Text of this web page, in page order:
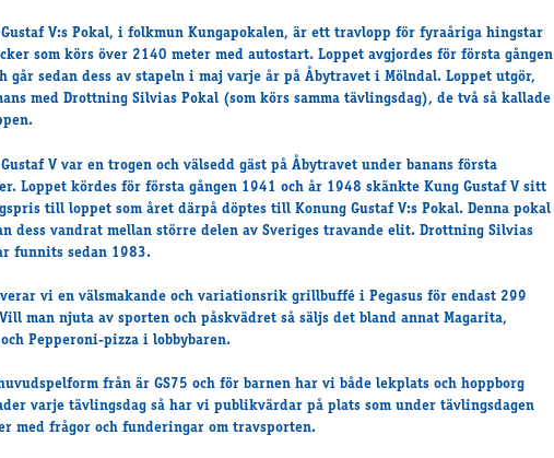
V:s Pokal, i folkmun Kungapokalen, är ett travlopp för fyraåriga hingstar
som körs över 2140 meter med autostart. Loppet avgjordes för första gången
går sedan dess av stapeln i maj varje år på Åbytravet i Mölndal. Loppet utgör,
med Drottning Silvias Pokal (som körs samma tävlingsdag), de två så kallade
V var en trogen och välsedd gäst på Åbytravet under banans första
Loppet kördes för första gången 1941 och år 1948 skänkte Kung Gustaf V sitt
till loppet som året därpå döptes till Konung Gustaf V:s Pokal. Denna pokal
dess vandrat mellan större delen av Sveriges travande elit. Drottning Silvias
funnits sedan 1983.
vi en välsmakande och variationsrik grillbuffé i Pegasus för endast 299
man njuta av sporten och påskvädret så säljs det bland annat Magarita,
och Pepperoni-pizza i lobbybaren.
från är GS75 och för barnen har vi både lekplats och hoppborg
varje tävlingsdag så har vi publikvärdar på plats som under tävlingsdagen
med frågor och funderingar om travsporten.